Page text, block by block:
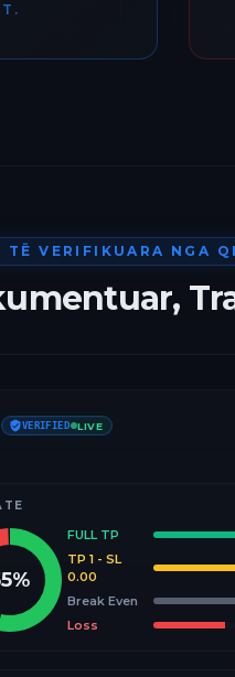
VERIFIKUARA NGA
VERIFIED LIVE
%
FULL TP
TP 1 - SL
0.00
Break Even
Loss